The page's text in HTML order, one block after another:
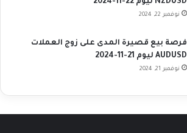
نوفمبر 22, 2024
فرصة بيع قصيرة المدى على زوج العملات
AUDUSD ليوم 21-11-2024
نوفمبر 21, 2024